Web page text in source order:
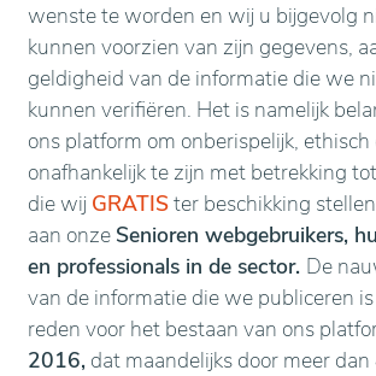
wenste te worden en wij u bijgevolg
kunnen voorzien van zijn gegevens,
geldigheid van de informatie die we
kunnen verifiëren. Het is namelijk
ons platform om onberispelijk, ethisch
onafhankelijk te zijn met betrekking
die wij GRATISter beschikking stellen
aan onze Senioren webgebruikers,
en professionals in de sector. De
van de informatie die we publiceren
reden voor het bestaan van ons
2016, dat maandelijks door meer dan